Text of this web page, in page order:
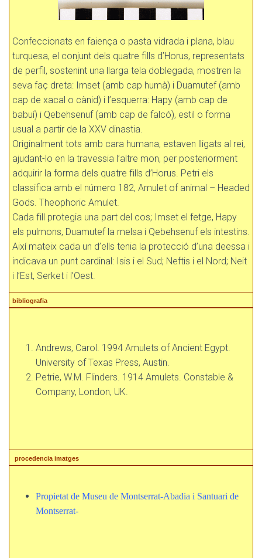
Confeccionats en faiença o pasta vidrada i plana, blau
turquesa, el conjunt dels quatre fills d’Horus, representats
de perfil, sostenint una llarga tela doblegada, mostren la
seva faç dreta: Imset (amb cap humà) i Duamutef (amb
cap de xacal o cànid) i l’esquerra: Hapy (amb cap de
babuí) i Qebehsenuf (amb cap de falcó), estil o forma
usual a partir de la XXV dinastia.
Originalment tots amb cara humana, estaven lligats al rei,
ajudant-lo en la travessia l’altre mon, per posteriorment
adquirir la forma dels quatre fills d’Horus. Petri els
classifica amb el número 182, Amulet of animal – Headed
Gods. Theophoric Amulet.
Cada fill protegia una part del cos; Imset el fetge, Hapy
els pulmons, Duamutef la melsa i Qebehsenuf els intestins.
Així mateix cada un d’ells tenia la protecció d’una deessa i
indicava un punt cardinal: Isis i el Sud; Neftis i el Nord; Neit
i l’Est, Serket i l’Oest.
bibliografia
Andrews, Carol. 1994 Amulets of Ancient Egypt.
University of Texas Press, Austin.
Petrie, W.M. Flinders. 1914 Amulets. Constable &
Company, London, UK.
procedencia imatges
Propietat de Museu de Montserrat-Abadia i Santuari de
Montserrat-